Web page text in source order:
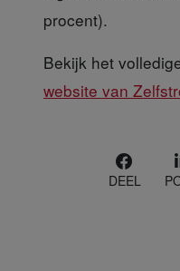
procent).
Bekijk het
website van
DEEL